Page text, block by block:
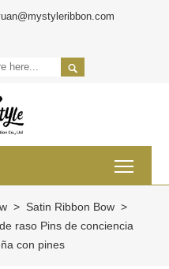

> Satin Ribbon Bow >
raso Pins de conciencia
con pines